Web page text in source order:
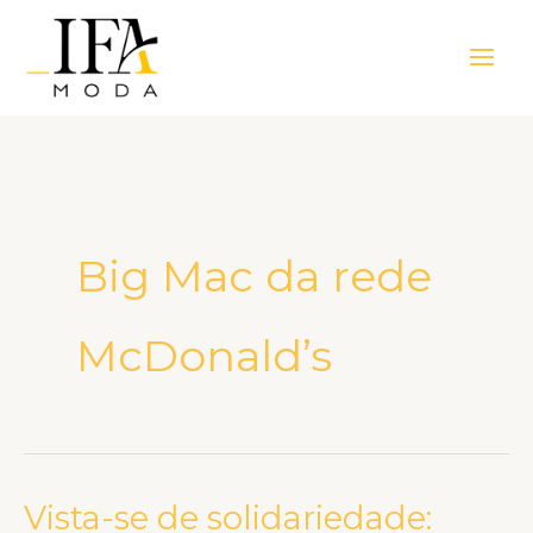
Menu
Big Mac da rede
McDonald’s
Vista-se de solidariedade:
Vista-